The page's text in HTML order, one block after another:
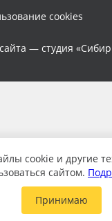
cookies
— студия
cookie и другие
сайтом.
Принимаю